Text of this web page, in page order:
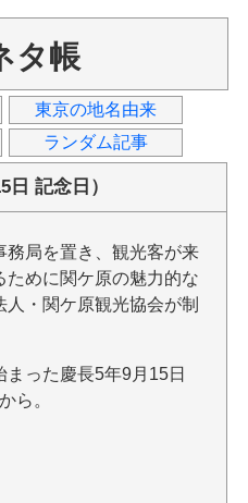
タ帳
東京の地名由来
ランダム記事
記念日）
局を置き、観光客が来
ために関ケ原の魅力的な
・関ケ原観光協会が制
まった慶長5年9月15日
ら。